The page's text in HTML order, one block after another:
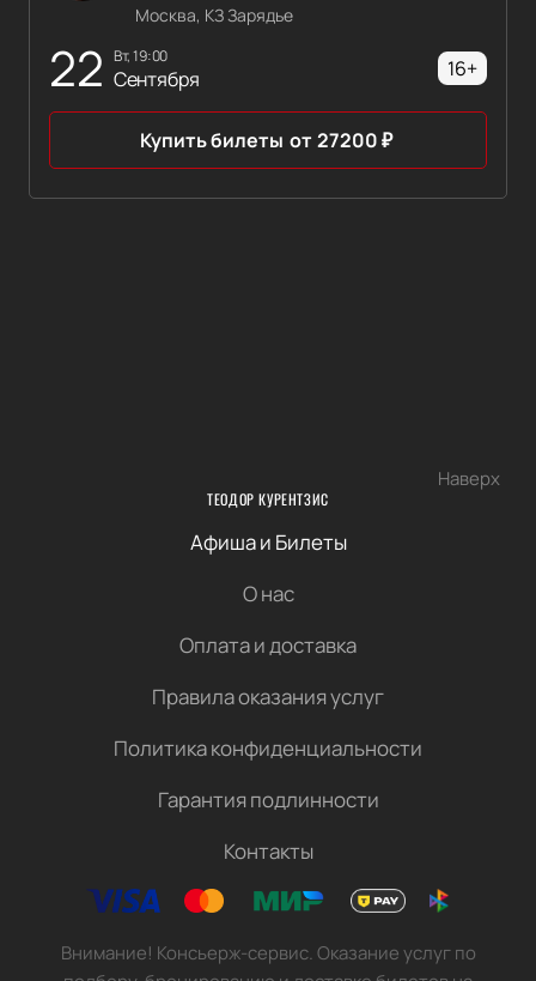
22 вт, 19:00
Сентября
Москва, КЗ Зарядье
16+
Купить билеты от 27200₽
Наверх
ТЕОДОР КУРЕНТЗИС
Афиша и Билеты
О нас
Оплата и доставка
Правила оказания услуг
Политика конфиденциальности
Гарантия подлинности
Контакты
Внимание! Консьерж-сервис. Оказание услуг по